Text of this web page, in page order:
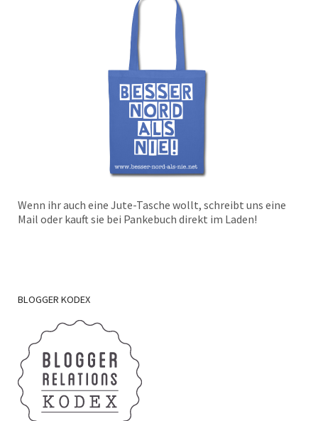
Wenn ihr auch eine Jute-Tasche wollt, schreibt uns eine
Mail oder kauft sie bei Pankebuch direkt im Laden!
BLOGGER KODEX